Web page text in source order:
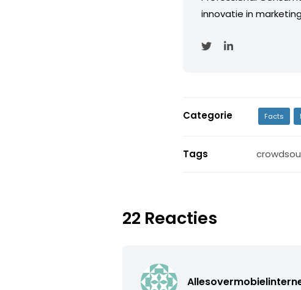
innovatie in
Categorie Facts
Tags
22 Reacties